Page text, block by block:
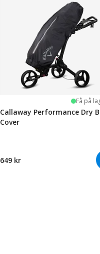
Få på
Callaway Performance Dry
Cover
649 kr